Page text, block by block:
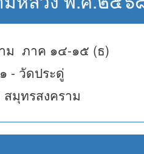
ม ภาค ๑๔-๑๕ (ธ)
- วัดประดู่
มุทรสงคราม